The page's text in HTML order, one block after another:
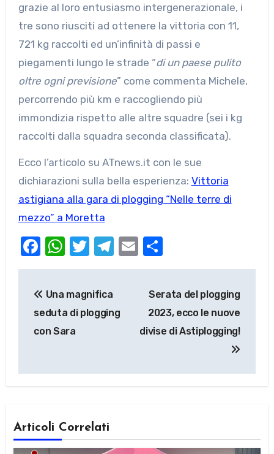
grazie al loro entusiasmo intergenerazionale, i
tre sono riusciti ad ottenere la vittoria con 11,
721 kg raccolti ed un’infinità di passi e
piegamenti lungo le strade “di un paese pulito
oltre ogni previsione” come commenta Michele,
percorrendo più km e raccogliendo più
immondizia rispetto alle altre squadre (sei i kg
raccolti dalla squadra seconda classificata).
Ecco l’articolo su ATnews.it con le sue
dichiarazioni sulla bella esperienza: Vittoria
astigiana alla gara di plogging “Nelle terre di
mezzo” a Moretta
Facebook
WhatsApp
Twitter
Telegram
EmailCondividi
articoli
Una magnifica
seduta di plogging
con Sara
Serata del plogging
2023, ecco le nuove
divise di Astiplogging!
Articoli Correlati